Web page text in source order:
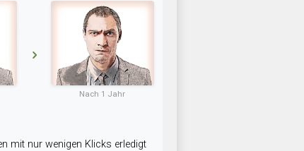
Nach 1 Jahr
mit nur wenigen Klicks erledigt